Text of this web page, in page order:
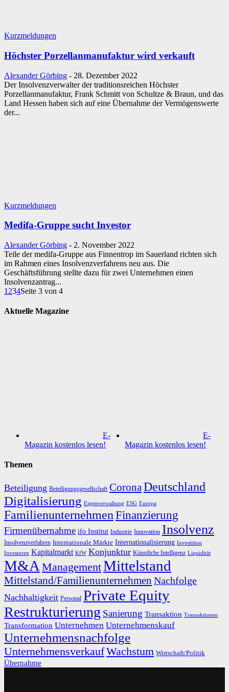
Kurzmeldungen
Höchster Porzellanmanufaktur wird verkauft
Alexander Görbing - 28. Dezember 2022
Der Insolvenzverwalter der traditionsreichen Höchster
Porzellanmanufaktur, Frank Schmitt von Schultze & Braun, und das
Land Hessen haben sich auf eine Übernahme der Vermögenswerte
der...
Kurzmeldungen
Medifa-Gruppe sucht Investor
Alexander Görbing - 2. November 2022
Teile der medifa-Gruppe aus Finnentrop im Sauerland richten sich
im Rahmen eines Insolvenzverfahrens neu aus. Die
Geschäftsführung stellte dazu für zwei Unternehmen einen
Insolvenzantrag...
1 234Seite 3 von 4
Aktuelle Magazine
E-
Magazin kostenlos lesen!
E-
Magazin kostenlos lesen!
Themen
Beteiligung Beteiligungsgesellschaft CoronaDeutschland
Digitalisierung Eigenverwaltung ESG Europa
Familienunternehmen Finanzierung
Firmenübernahme ifo Institut Industrie Innovation Insolvenz
Insolvenzverfahren Internationale Märkte Internationalisierung Investition
Investoren Kapitalmarkt KfW Konjunktur Künstliche Intelligenz Liquidität
M&A ManagementMittelstand
Mittelstand/Familienunternehmen Nachfolge
Nachhaltigkeit Personal Private Equity
Restrukturierung Sanierung Transaktion Transaktionen
Transformation Unternehmen Unternehmenskauf
Unternehmensnachfolge
UnternehmensverkaufWachstum Wirtschaft/Politik
Übernahme